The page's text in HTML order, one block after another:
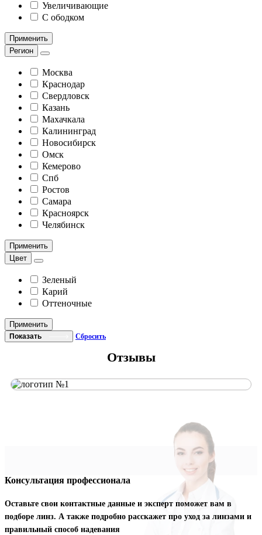
Увеличивающие
С ободком
Применить
Регион
Москва
Краснодар
Свердловск
Казань
Махачкала
Калининград
Новосибирск
Омск
Кемерово
Спб
Ростов
Самара
Красноярск
Челябинск
Применить
Цвет
Зеленый
Карий
Оттеночные
Применить
Показать Сбросить
Отзывы
Консультация профессионала
Оставьте свои контактные данные и эксперт поможет вам в
подборе линз. А также подробно расскажет про уход за линзами и
правильный способ надевания